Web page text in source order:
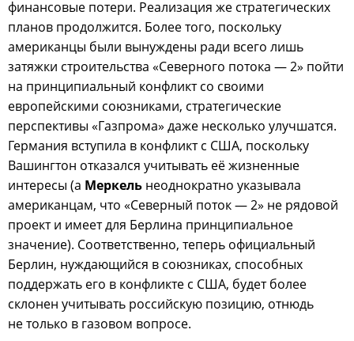
финансовые потери. Реализация же стратегических
планов продолжится. Более того, поскольку
американцы были вынуждены ради всего лишь
затяжки строительства «Северного потока — 2» пойти
на принципиальный конфликт со своими
европейскими союзниками, стратегические
перспективы «Газпрома» даже несколько улучшатся.
Германия вступила в конфликт с США, поскольку
Вашингтон отказался учитывать её жизненные
интересы (а Меркель неоднократно указывала
американцам, что «Северный поток — 2» не рядовой
проект и имеет для Берлина принципиальное
значение). Соответственно, теперь официальный
Берлин, нуждающийся в союзниках, способных
поддержать его в конфликте с США, будет более
склонен учитывать российскую позицию, отнюдь
не только в газовом вопросе.